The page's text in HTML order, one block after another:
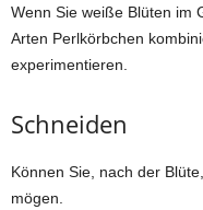
Wenn Sie weiße Blüten im
Arten Perlkörbchen
experimentieren.
Schneiden
Können Sie, nach der
mögen.